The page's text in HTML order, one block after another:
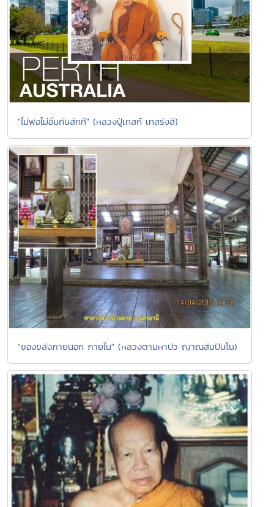
"ไม่พอไม่อิ่มกันสักที" (หลวงปู่เทสก์ เทสรังสี)
"ของขลังภายนอก ภายใน" (หลวงตามหาบัว ญาณสัมปันโน)